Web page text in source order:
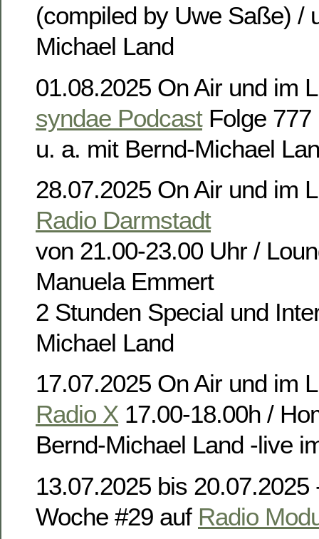
(compiled by Uwe Saße) /
Michael Land
01.08.2025 On Air und im
syndae PodcastFolge 777
u. a. mit Bernd-Michael
28.07.2025 On Air und im
Radio Darmstadt
von 21.00-23.00 Uhr /
Manuela Emmert
2 Stunden Special und
Michael Land
17.07.2025 On Air und im
Radio X 17.00-18.00h /
Bernd-Michael Land -live
13.07.2025 bis 20.07.2025
Woche #29 auf Radio